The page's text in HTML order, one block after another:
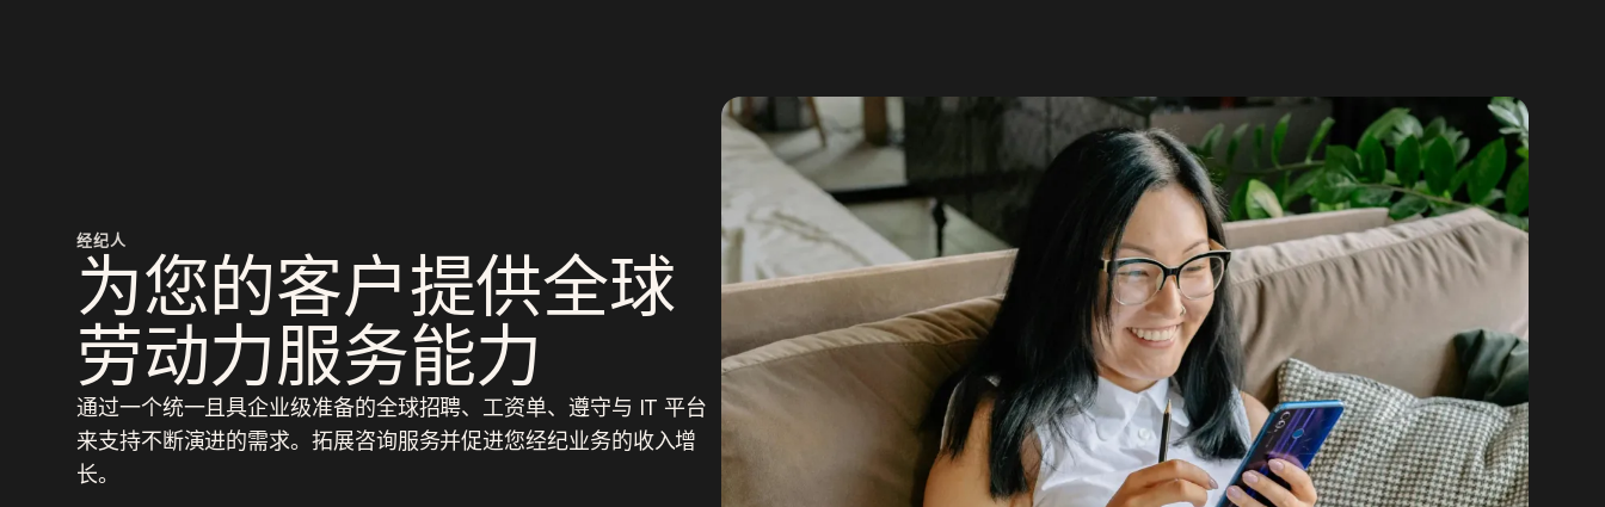
经纪人
为您的客户提供全球
劳动力服务能力
通过一个统一且具企业级准备的全球招聘、工资单、遵守与 IT 平台
来支持不断演进的需求。拓展咨询服务并促进您经纪业务的收入增
长。